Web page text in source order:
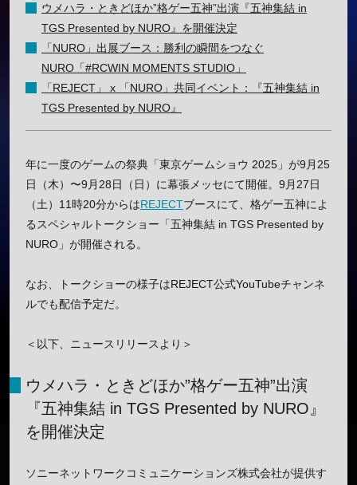
ウメハラ・ときどほか”格ゲー五神”出演『五神集結 in
TGS Presented by NURO』を開催決定
「NURO」出展ブース：勝利の瞬間をつなぐ
NURO「#RCWIN MOMENTS STUDIO」
「REJECT」 x 「NURO」共同イベント：『五神集結 in
TGS Presented by NURO』
年に一度のゲームの祭典「東京ゲームショウ 2025」が9月25
日（木）〜9月28日（日）に幕張メッセにて開催。9月27日
（土）11時20分からはREJECTブースにて、格ゲー五神によ
るスペシャルトークショー「五神集結 in TGS Presented by
NURO」が開催される。
なお、トークショーの様子はREJECT公式YouTubeチャンネ
ルでも配信予定だ。
＜以下、ニュースリリースより＞
ウメハラ・ときどほか”格ゲー五神”出演
『五神集結 in TGS Presented by NURO』
を開催決定
ソニーネットワークコミュニケーションズ株式会社が提供す